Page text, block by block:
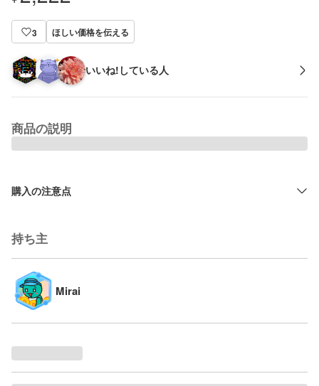
3 ほしい価格を伝える
いいね!している人
商品の説明
購入の注意点
持ち主
Mirai